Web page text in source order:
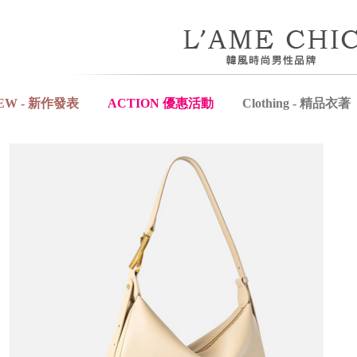
- 新作發表 ACTION 優惠活動 Clothing - 精品衣著